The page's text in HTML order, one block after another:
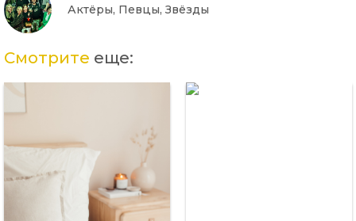
Актёры, Певцы, Звёзды
Смотрите еще: